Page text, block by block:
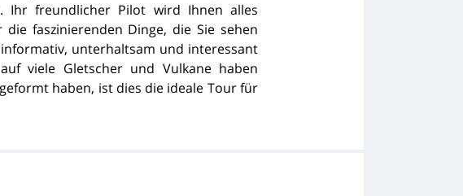
Ihr freundlicher Pilot wird Ihnen alles
faszinierenden Dinge, die Sie sehen
unterhaltsam und interessant
viele Gletscher und Vulkane haben
haben, ist dies die ideale Tour für